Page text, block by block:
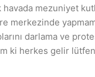
havada mezuniyet
merkezinde
darlama ve
ki herkes gelir